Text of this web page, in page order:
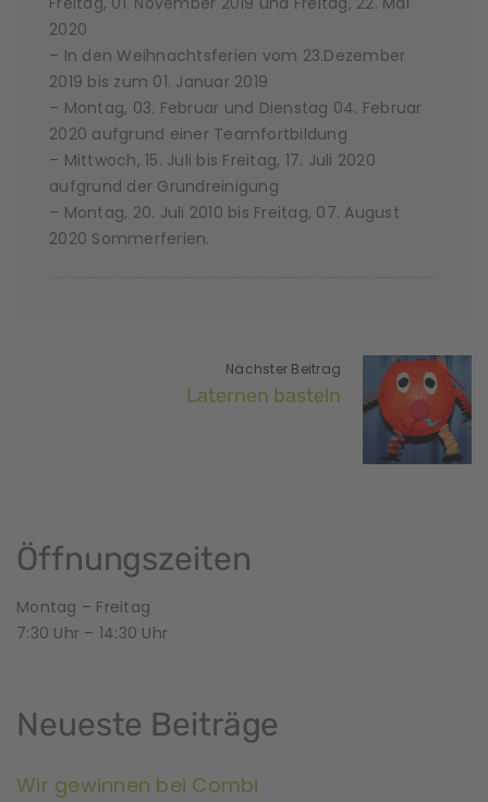
2020
– In den Weihnachtsferien vom 23.Dezember
2019 bis zum 01. Januar 2019
– Montag, 03. Februar und Dienstag 04. Februar
2020 aufgrund einer Teamfortbildung
– Mittwoch, 15. Juli bis Freitag, 17. Juli 2020
aufgrund der Grundreinigung
– Montag, 20. Juli 2010 bis Freitag, 07. August
2020 Sommerferien.
Nächster Beitrag
Laternen basteln
Öffnungszeiten
Montag – Freitag
7:30 Uhr – 14:30 Uhr
Neueste Beiträge
Wir gewinnen bei Combi